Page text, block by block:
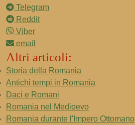
Telegram
Reddit
Viber
email
Altri articoli:
Storia della Romania
Antichi tempi in Romania
Daci e Romani
Romania nel Medioevo
Romania durante l'Impero Ottomano